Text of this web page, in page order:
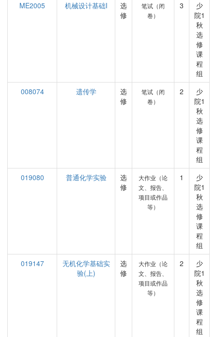
ME2005
机械设计基础I
选
修
笔试（闭
卷）
3
少
院1
秋
选
修
课
程
组
008074
遗传学
选
修
笔试（闭
卷）
2
少
院1
秋
选
修
课
程
组
019080
普通化学实验
选
修
大作业（论
文、报告、
项目或作品
等）
1
少
院1
秋
选
修
课
程
组
019147
无机化学基础实
验(上)
选
修
大作业（论
文、报告、
项目或作品
等）
2
少
院1
秋
选
修
课
程
组